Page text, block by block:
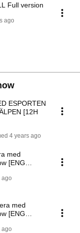
Full version
ago
ESPORTEN
[12H
4 years ago
med
[ENG
ago
med
[ENG
ago